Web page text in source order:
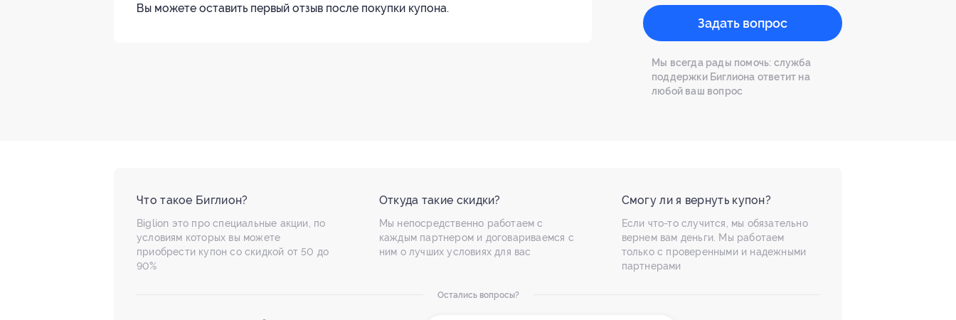
Вы можете оставить первый отзыв после покупки купона.
Задать вопрос
Мы всегда рады помочь: служба
поддержки Биглиона ответит на
любой ваш вопрос
Что такое Биглион?
Biglion это про специальные акции, по
условиям которых вы можете
приобрести купон со скидкой от 50 до
90%
Откуда такие скидки?
Мы непосредственно работаем с
каждым партнером и договариваемся с
ним о лучших условиях для вас
Смогу ли я вернуть купон?
Если что-то случится, мы обязательно
вернем вам деньги. Мы работаем
только с проверенными и надежными
партнерами
Остались вопросы?